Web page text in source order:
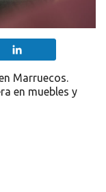
Marruecos.
en muebles y